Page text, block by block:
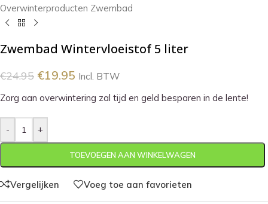
Overwinterproducten Zwembad
Zwembad Wintervloeistof 5 liter
€24.95 €19.95 Incl. BTW
Zorg aan overwintering zal tijd en geld besparen in de lente!
- +
TOEVOEGEN AAN WINKELWAGEN
Vergelijken Voeg toe aan favorieten